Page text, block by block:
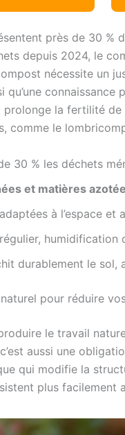
près de 30 %
depuis 2024, le
nécessite un
qu’une
la fertilité
comme le
30 % les déchets
et matières
adaptées à l’espace et
durablement le sol,
pour réduire
le travail
aussi une
qui modifie la
plus facilement